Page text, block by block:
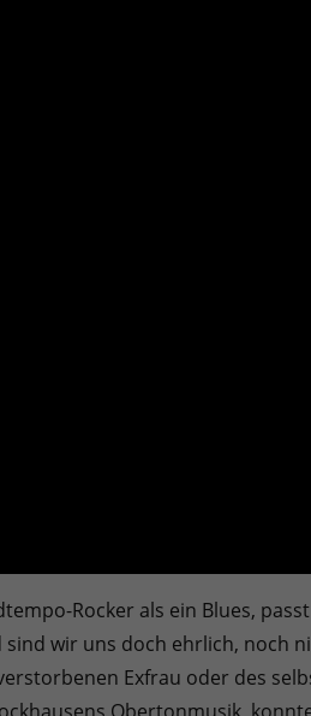
Rocker als ein Blues,
wir uns doch ehrlich, noch
Exfrau oder des